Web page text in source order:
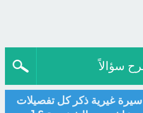
سؤالاً
غيرية ذكر كل تفصيلات